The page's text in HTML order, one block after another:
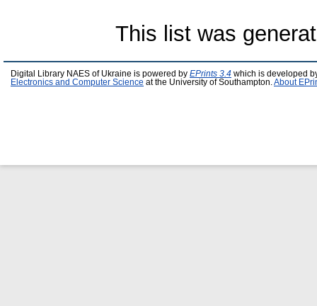
This list was
Digital Library NAES of Ukraine is powered by EPrints 3.4 which is developed
Electronics and Computer Science at the University of Southampton. About